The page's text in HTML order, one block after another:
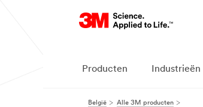
Producten Industrieën
België Alle 3M producten